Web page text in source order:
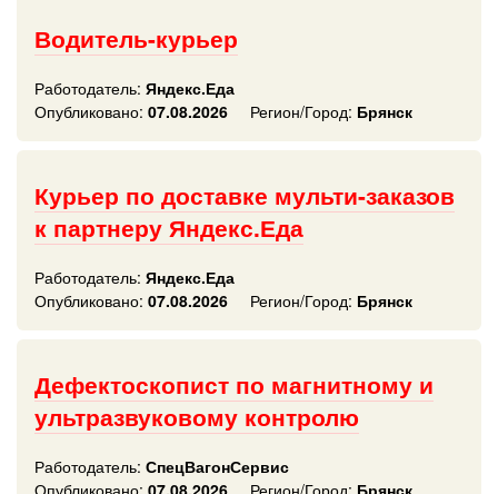
Водитель-курьер
Работодатель: Яндекс.Еда
Опубликовано: 07.08.2026 Регион/Город: Брянск
Курьер по доставке мульти-заказов
к партнеру Яндекс.Еда
Работодатель: Яндекс.Еда
Опубликовано: 07.08.2026 Регион/Город: Брянск
Дефектоскопист по магнитному и
ультразвуковому контролю
Работодатель: СпецВагонСервис
Опубликовано: 07.08.2026 Регион/Город: Брянск